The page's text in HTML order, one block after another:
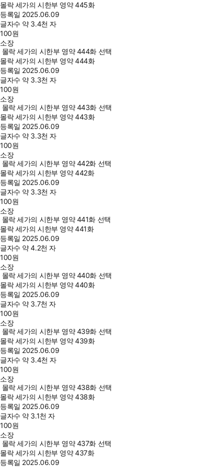
몰락 세가의 시한부 영약 445화
등록일 2025.06.09
글자수 약 3.4천 자
100원
소장
몰락 세가의 시한부 영약 444화 선택
몰락 세가의 시한부 영약 444화
등록일 2025.06.09
글자수 약 3.3천 자
100원
소장
몰락 세가의 시한부 영약 443화 선택
몰락 세가의 시한부 영약 443화
등록일 2025.06.09
글자수 약 3.3천 자
100원
소장
몰락 세가의 시한부 영약 442화 선택
몰락 세가의 시한부 영약 442화
등록일 2025.06.09
글자수 약 3.3천 자
100원
소장
몰락 세가의 시한부 영약 441화 선택
몰락 세가의 시한부 영약 441화
등록일 2025.06.09
글자수 약 4.2천 자
100원
소장
몰락 세가의 시한부 영약 440화 선택
몰락 세가의 시한부 영약 440화
등록일 2025.06.09
글자수 약 3.7천 자
100원
소장
몰락 세가의 시한부 영약 439화 선택
몰락 세가의 시한부 영약 439화
등록일 2025.06.09
글자수 약 3.4천 자
100원
소장
몰락 세가의 시한부 영약 438화 선택
몰락 세가의 시한부 영약 438화
등록일 2025.06.09
글자수 약 3.1천 자
100원
소장
몰락 세가의 시한부 영약 437화 선택
몰락 세가의 시한부 영약 437화
등록일 2025.06.09